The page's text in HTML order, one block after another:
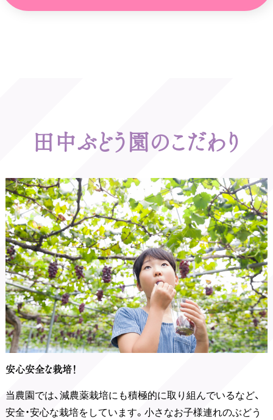
田中ぶどう園のこだわり
安心安全な栽培！
当農園では、減農薬栽培にも積極的に取り組んでいるなど、
安全・安心な栽培をしています。小さなお子様連れのぶどう